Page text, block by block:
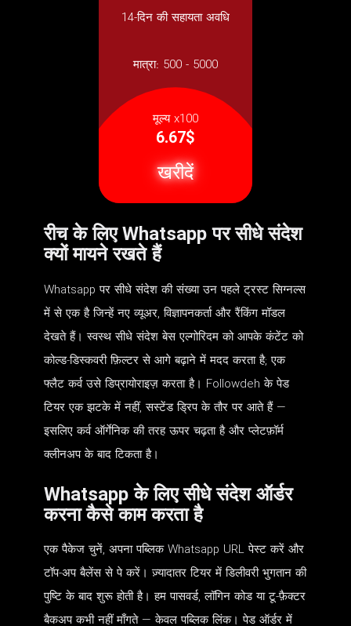
14-दिन की सहायता अवधि
मात्रा: 500 - 5000
मूल्य x100
6.67$
खरीदें
रीच के लिए Whatsapp पर सीधे संदेश
क्यों मायने रखते हैं
Whatsapp पर सीधे संदेश की संख्या उन पहले ट्रस्ट सिग्नल्स
में से एक है जिन्हें नए व्यूअर, विज्ञापनकर्ता और रैंकिंग मॉडल
देखते हैं। स्वस्थ सीधे संदेश बेस एल्गोरिदम को आपके कंटेंट को
कोल्ड-डिस्कवरी फ़िल्टर से आगे बढ़ाने में मदद करता है; एक
फ्लैट कर्व उसे डिप्रायोराइज़ करता है। Followdeh के पेड
टियर एक झटके में नहीं, सस्टेंड ड्रिप के तौर पर आते हैं —
इसलिए कर्व ऑर्गेनिक की तरह ऊपर चढ़ता है और प्लेटफ़ॉर्म
क्लीनअप के बाद टिकता है।
Whatsapp के लिए सीधे संदेश ऑर्डर
करना कैसे काम करता है
एक पैकेज चुनें, अपना पब्लिक Whatsapp URL पेस्ट करें और
टॉप-अप बैलेंस से पे करें। ज़्यादातर टियर में डिलीवरी भुगतान की
पुष्टि के बाद शुरू होती है। हम पासवर्ड, लॉगिन कोड या टू-फ़ैक्टर
बैकअप कभी नहीं माँगते — केवल पब्लिक लिंक। पेड ऑर्डर में